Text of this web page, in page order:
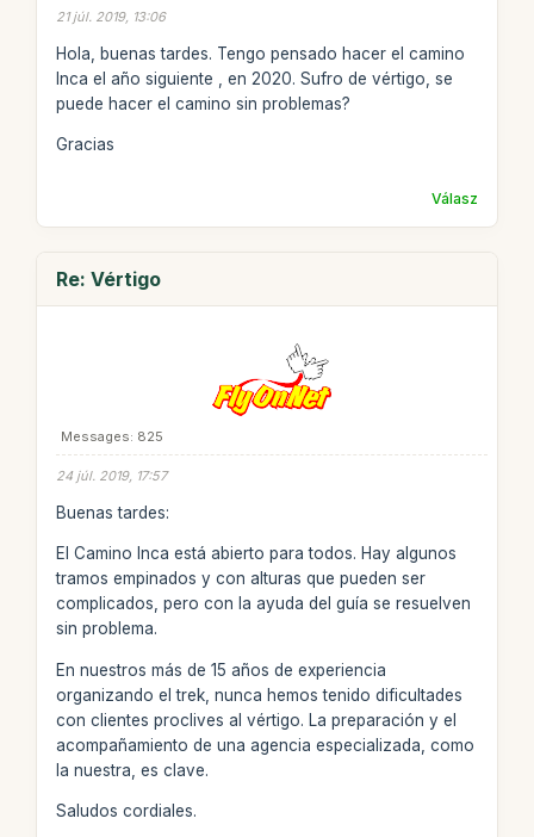
21 júl. 2019, 13:06
Hola, buenas tardes. Tengo pensado hacer el camino
Inca el año siguiente , en 2020. Sufro de vértigo, se
puede hacer el camino sin problemas?
Gracias
Válasz
Re: Vértigo
Messages: 825
24 júl. 2019, 17:57
Buenas tardes:
El Camino Inca está abierto para todos. Hay algunos
tramos empinados y con alturas que pueden ser
complicados, pero con la ayuda del guía se resuelven
sin problema.
En nuestros más de 15 años de experiencia
organizando el trek, nunca hemos tenido dificultades
con clientes proclives al vértigo. La preparación y el
acompañamiento de una agencia especializada, como
la nuestra, es clave.
Saludos cordiales.